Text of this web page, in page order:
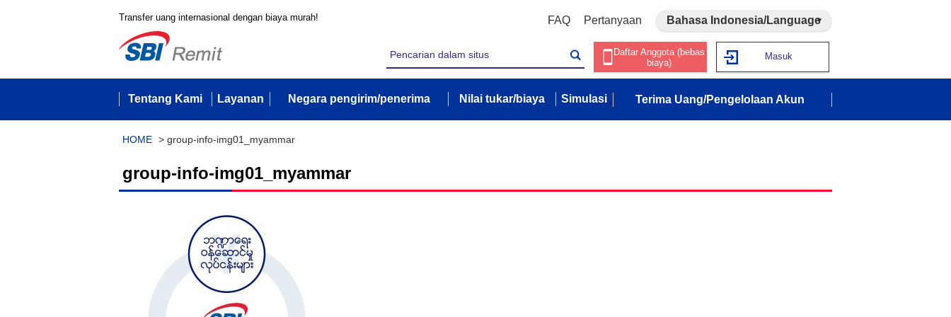
Transfer uang internasional dengan biaya murah! FAQ Pertanyaan Bahasa Indonesia/Language
Daftar Anggota (bebas
biaya)
Masuk
Tentang Kami Layanan Negara pengirim/penerima Nilai tukar/biaya Simulasi Terima Uang/Pengelolaan Akun
HOME > group-info-img01_myammar
group-info-img01_myammar